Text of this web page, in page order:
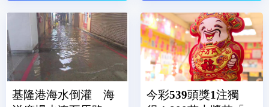
基隆港海水倒灌 海
今彩539頭獎1注獨